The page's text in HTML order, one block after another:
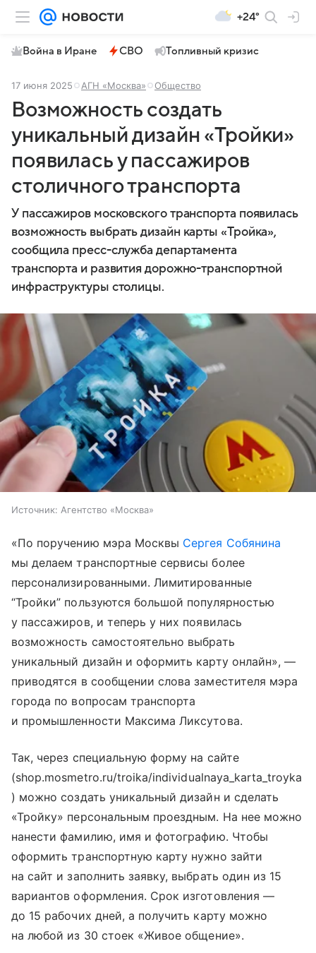
+24°
Война в Иране СВО Топливный кризис
17 июня 2025 АГН «Москва» Общество
Возможность создать
уникальный дизайн «Тройки»
появилась у пассажиров
столичного транспорта
У пассажиров московского транспорта появилась
возможность выбрать дизайн карты «Тройка»,
сообщила пресс-служба департамента
транспорта и развития дорожно-транспортной
инфраструктуры столицы.
Источник: Агентство «Москва»
«По поручению мэра Москвы Сергея Собянина
мы делаем транспортные сервисы более
персонализированными. Лимитированные
“Тройки” пользуются большой популярностью
у пассажиров, и теперь у них появилась
возможность самостоятельно выбрать
уникальный дизайн и оформить карту онлайн», —
приводятся в сообщении слова заместителя мэра
города по вопросам транспорта
и промышленности Максима Ликсутова.
Так, через специальную форму на сайте
(shop.mosmetro.ru/troika/individualnaya_karta_troyka
) можно создать уникальный дизайн и сделать
«Тройку» персональным проездным. На нее можно
нанести фамилию, имя и фотографию. Чтобы
оформить транспортную карту нужно зайти
на сайт и заполнить заявку, выбрать один из 15
вариантов оформления. Срок изготовления —
до 15 рабочих дней, а получить карту можно
на любой из 30 стоек «Живое общение».